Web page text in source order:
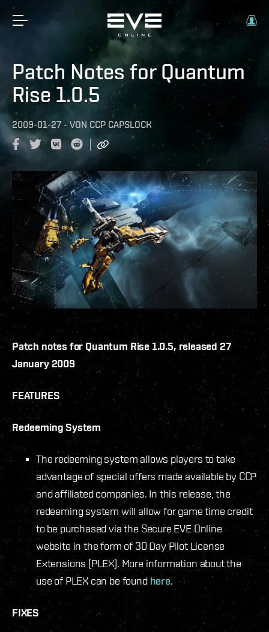
Patch Notes for Quantum
Rise 1.0.5
2009-01-27 - VON CCP CAPSLOCK
Patch notes for Quantum Rise 1.0.5, released 27
January 2009
FEATURES
Redeeming System
The redeeming system allows players to take
advantage of special offers made available by CCP
and affiliated companies. In this release, the
redeeming system will allow for game time credit
to be purchased via the Secure EVE Online
website in the form of 30 Day Pilot License
Extensions (PLEX). More information about the
use of PLEX can be foundhere.
FIXES